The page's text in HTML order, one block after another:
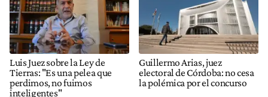
Luis Juez sobre la Ley de
Tierras: "Es una pelea que
perdimos, no fuimos
inteligentes"
Guillermo Arias, juez
electoral de Córdoba: no cesa
la polémica por el concurso